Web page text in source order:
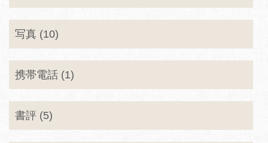
写真 (10)
携帯電話 (1)
書評 (5)